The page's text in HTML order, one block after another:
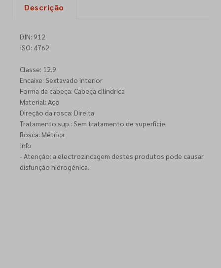
Descrição
DIN: 912
ISO: 4762
Classe: 12.9
Encaixe: Sextavado interior
Forma da cabeça: Cabeça cilindrica
Material: Aço
Direção da rosca: Direita
Tratamento sup.: Sem tratamento de superficie
Rosca: Métrica
Info
- Atenção: a electrozincagem destes produtos pode causar
disfunção hidrogénica.